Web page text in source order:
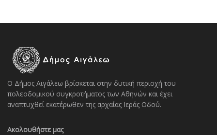
Ο Δήμος Αιγάλεω βρίσκεται στην δυτική περιοχή του
πολεοδομικού συγκροτήματος των Αθηνών και έχει
αναπτυχθεί εκατέρωθεν της αρχαίας Ιεράς Οδού.
Ακολουθήστε μας